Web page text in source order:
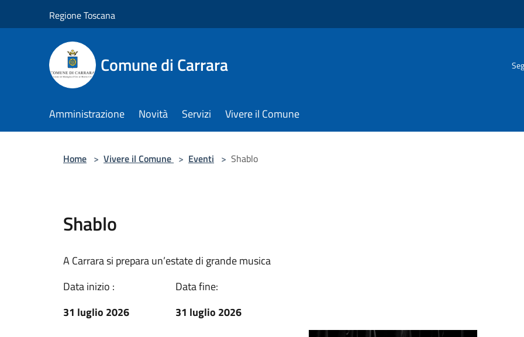
Regione Toscana
Comune di Carrara
Amministrazione Novità Servizi Vivere il Comune
Home > Vivere il Comune > Eventi > Shablo
Shablo
A Carrara si prepara un’estate di grande musica
Data inizio :
31 luglio 2026
Data fine:
31 luglio 2026